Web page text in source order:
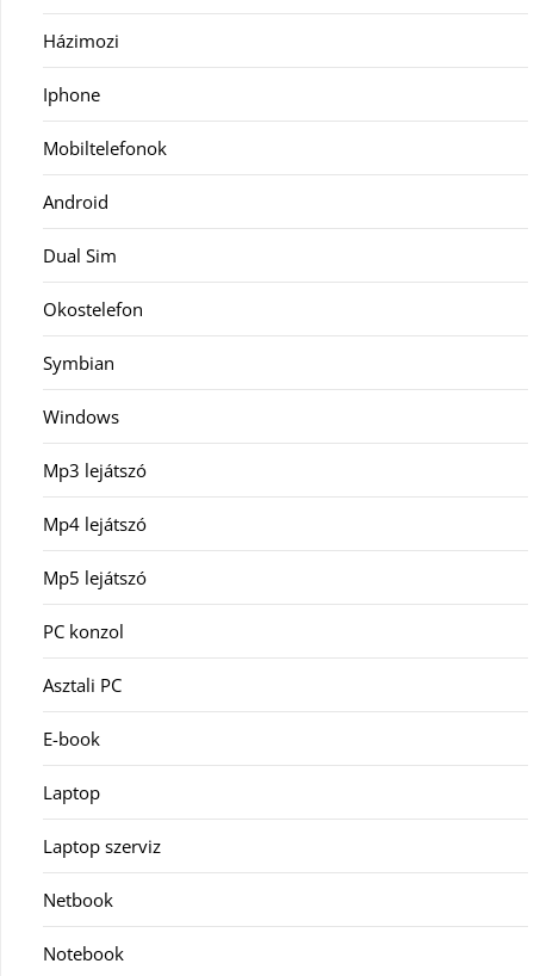
Házimozi
Iphone
Mobiltelefonok
Android
Dual Sim
Okostelefon
Symbian
Windows
Mp3 lejátszó
Mp4 lejátszó
Mp5 lejátszó
PC konzol
Asztali PC
E-book
Laptop
Laptop szerviz
Netbook
Notebook